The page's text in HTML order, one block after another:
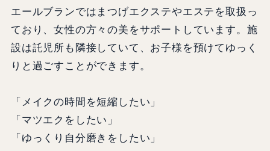
エールブランではまつげエクステやエステを取扱っ
ており、女性の方々の美をサポートしています。施
設は託児所も隣接していて、お子様を預けてゆっく
りと過ごすことができます。
「メイクの時間を短縮したい」
「マツエクをしたい」
「ゆっくり自分磨きをしたい」